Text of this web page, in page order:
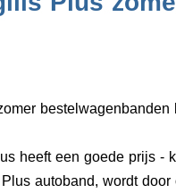
heeft een goede prijs -
autoband, wordt